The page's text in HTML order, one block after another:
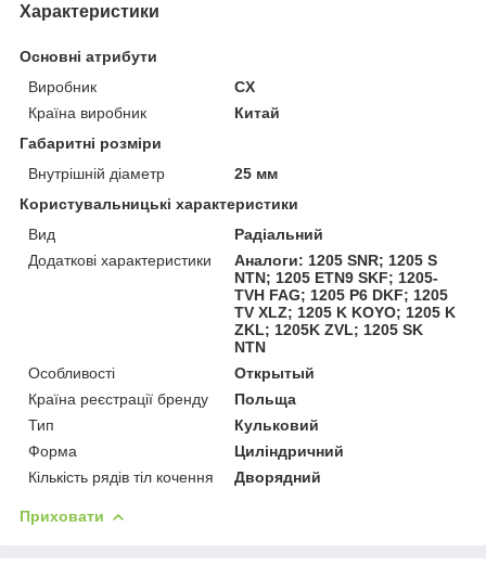
Характеристики
Основні атрибути
Виробник
CX
Країна виробник
Китай
Габаритні розміри
Внутрішній діаметр
25 мм
Користувальницькі характеристики
Вид
Радіальний
Додаткові характеристики
Аналоги: 1205 SNR; 1205 S
NTN; 1205 ETN9 SKF; 1205-
TVH FAG; 1205 P6 DKF; 1205
TV XLZ; 1205 K KOYO; 1205 K
ZKL; 1205K ZVL; 1205 SK
NTN
Особливості
Открытый
Країна реєстрації бренду
Польща
Тип
Кульковий
Форма
Циліндричний
Кількість рядів тіл кочення
Дворядний
Приховати